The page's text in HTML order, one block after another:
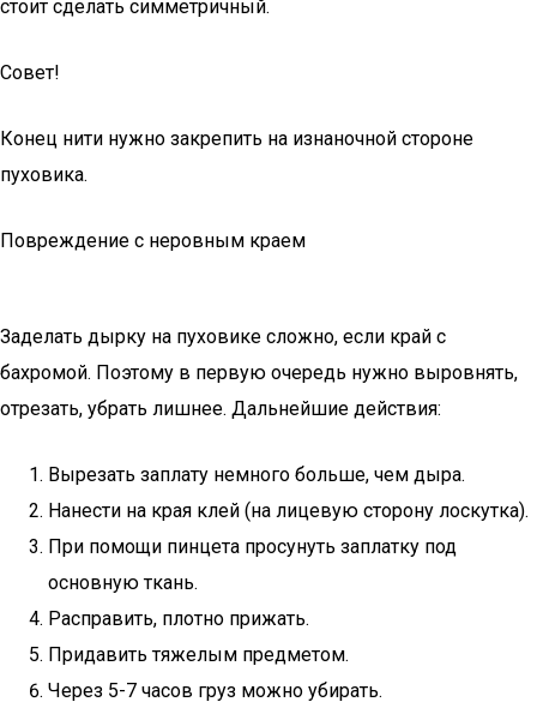
стоит сделать симметричный.
Совет!
Конец нити нужно закрепить на изнаночной стороне
пуховика.
Повреждение с неровным краем
Заделать дырку на пуховике сложно, если край с
бахромой. Поэтому в первую очередь нужно выровнять,
отрезать, убрать лишнее. Дальнейшие действия:
Вырезать заплату немного больше, чем дыра.
Нанести на края клей (на лицевую сторону лоскутка).
При помощи пинцета просунуть заплатку под
основную ткань.
Расправить, плотно прижать.
Придавить тяжелым предметом.
Через 5-7 часов груз можно убирать.